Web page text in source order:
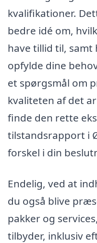
kvalifikationer.
bedre idé om,
have tillid til,
opfylde dine
et spørgsmål om
kvaliteten af det
finde den rette
tilstandsrapport i
forskel i din
Endelig, ved at
du også blive
pakker og
tilbyder, inklusiv